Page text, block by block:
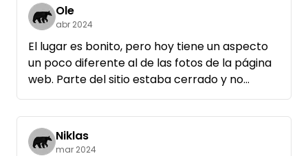
Ole
abr 2024
El lugar es bonito, pero hoy tiene un aspecto
un poco diferente al de las fotos de la página
web. Parte del sitio estaba cerrado y no
estaba del todo claro dónde acampar. Pero
todo funcionó bien y quedamos satisfechos y
la paz y la soledad son estupendas.
Recomendaríamos el camping a otras
Niklas
mar 2024